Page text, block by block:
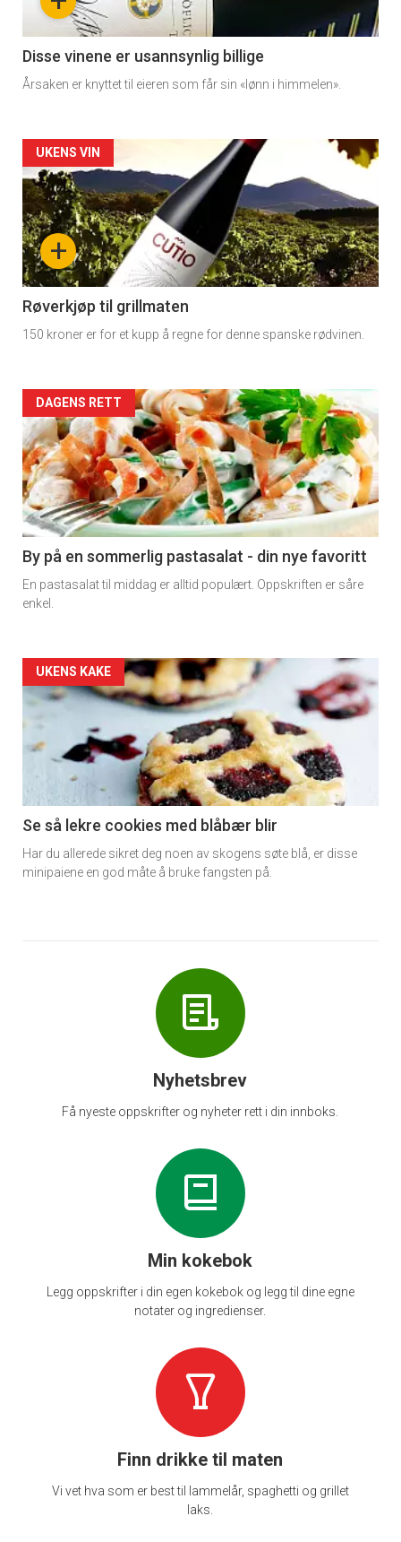
3
Disse vinene er usannsynlig billige
Årsaken er knyttet til eieren som får sin «lønn i himmelen».
Forsiden
akkurat
nå
-
4
+
UKENS VIN
Røverkjøp til grillmaten
150 kroner er for et kupp å regne for denne spanske rødvinen.
Forsiden
akkurat
nå
-
5
DAGENS RETT
By på en sommerlig pastasalat - din nye favoritt
En pastasalat til middag er alltid populært. Oppskriften er såre
enkel.
Forsiden
akkurat
nå
6
UKENS KAKE
Se så lekre cookies med blåbær blir
Har du allerede sikret deg noen av skogens søte blå, er disse
minipaiene en god måte å bruke fangsten på.
Nyhetsbrev
Få nyeste oppskrifter og nyheter rett i din innboks.
Min kokebok
Legg oppskrifter i din egen kokebok og legg til dine egne
notater og ingredienser.
Finn drikke til maten
Vi vet hva som er best til lammelår, spaghetti og grillet
laks.